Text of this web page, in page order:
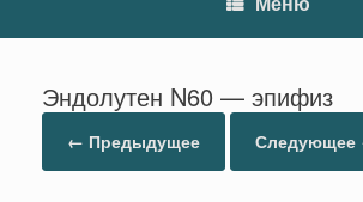
Эндолутен N60 — эпифиз
← Предыдущее Следующее